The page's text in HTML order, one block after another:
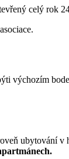
celý rok
výchozím
ubytování v